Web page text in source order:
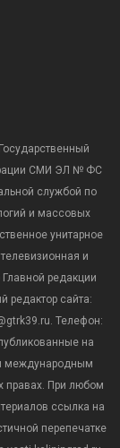
СМИ ЭЛ № ФС
службой по
и массовых
унитарное
и
редакции
редактор сайта:
Телефон:
на
международным
правах. При любом
ссылка на
перепечатке